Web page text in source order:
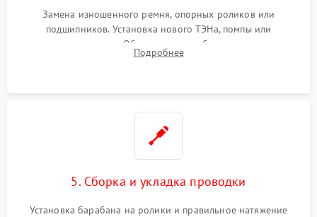
Замена изношенного ремня, опорных роликов или
подшипников. Установка нового ТЭНа, помпы или
термодатчиков. Обязательная глубокая очистка
конденсатора, крыльчатки вентилятора и воздуховодов от
Подробнее
5. Сборка и укладка проводки
Установка барабана на ролики и правильное натяжение